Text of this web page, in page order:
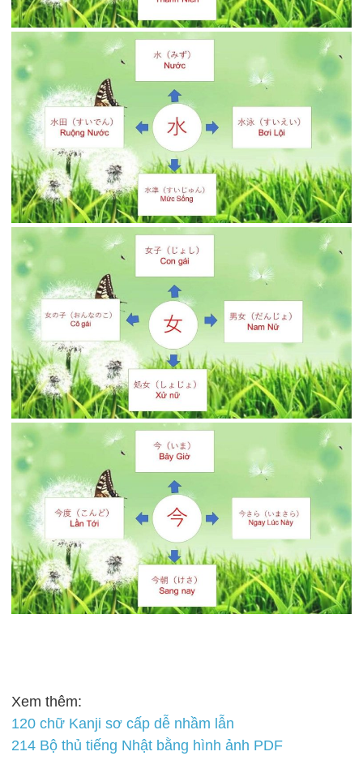
Xem thêm:
120 chữ Kanji sơ cấp dễ nhầm lẫn
214 Bộ thủ tiếng Nhật bằng hình ảnh PDF